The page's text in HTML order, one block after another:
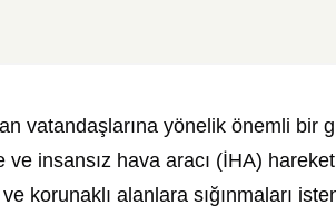
vatandaşlarına yönelik önemli bir
insansız hava aracı (İHA)
korunaklı alanlara sığınmaları